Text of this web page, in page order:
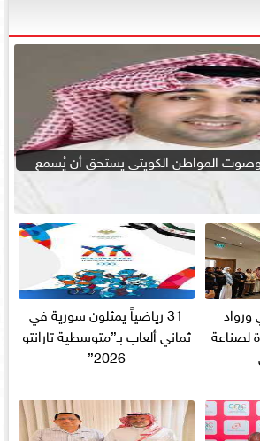
المواطن الكويتى يستحق أن يُسمع
ورواد
لصناعة
31 رياضياً يمثلون سورية في
ثماني ألعاب بـ”متوسطية تارانتو
2026”